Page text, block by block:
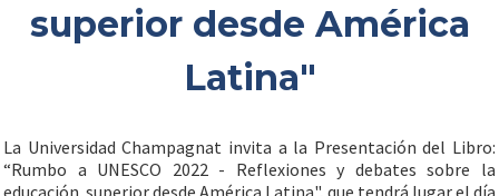
superior desde América
Latina"
La Universidad Champagnat invita a la Presentación del Libro:
“Rumbo a UNESCO 2022 - Reflexiones y debates sobre la
educación superior desde América Latina", que tendrá lugar el día